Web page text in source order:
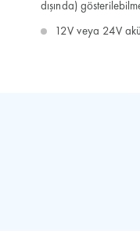
dışında)
12V veya 24V